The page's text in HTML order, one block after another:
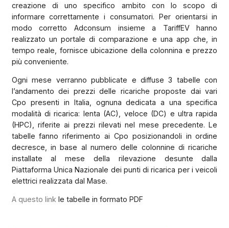
creazione di uno specifico ambito con lo scopo di
informare correttamente i consumatori. Per orientarsi in
modo corretto Adconsum insieme a TariffEV hanno
realizzato un portale di comparazione e una app che, in
tempo reale, fornisce ubicazione della colonnina e prezzo
più conveniente.
Ogni mese verranno pubblicate e diffuse 3 tabelle con
l’andamento dei prezzi delle ricariche proposte dai vari
Cpo presenti in Italia, ognuna dedicata a una specifica
modalità di ricarica: lenta (AC), veloce (DC) e ultra rapida
(HPC), riferite ai prezzi rilevati nel mese precedente. Le
tabelle fanno riferimento ai Cpo posizionandoli in ordine
decresce, in base al numero delle colonnine di ricariche
installate al mese della rilevazione desunte dalla
Piattaforma Unica Nazionale dei punti di ricarica per i veicoli
elettrici realizzata dal Mase.
A questo link le tabelle in formato PDF